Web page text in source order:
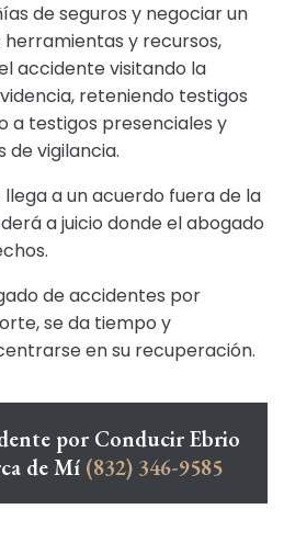
de seguros y negociar un
herramientas y recursos,
accidente visitando la
reteniendo testigos
a testigos presenciales y
de vigilancia.
llega a un acuerdo fuera de la
a juicio donde el abogado
de accidentes por
se da tiempo y
en su recuperación.
por Conducir Ebrio
de Mí (832) 346-9585